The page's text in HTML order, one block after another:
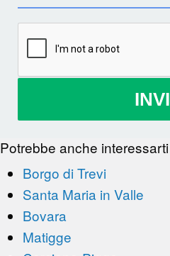
Potrebbe anche
Borgo di Trevi
Santa Maria in Valle
Bovara
Matigge